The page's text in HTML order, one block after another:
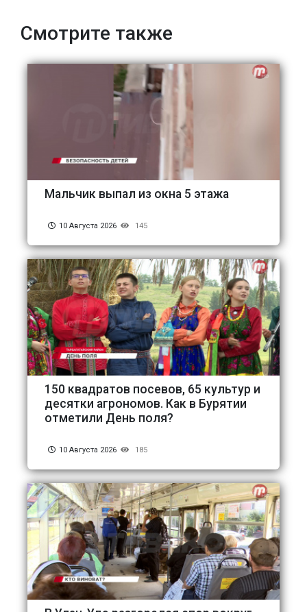
Смотрите также
Мальчик выпал из окна 5 этажа
10 Августа 2026 145
150 квадратов посевов, 65 культур и
десятки агрономов. Как в Бурятии
отметили День поля?
10 Августа 2026 185